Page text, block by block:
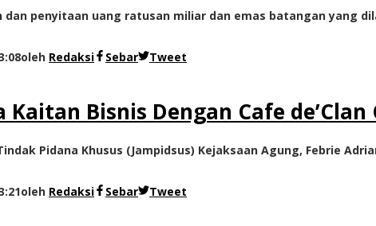
dan penyitaan uang ratusan miliar dan emas batangan yang
oleh Redaksi Sebar Tweet
Bisnis Dengan Cafe de’Clan
Pidana Khusus (Jampidsus) Kejaksaan Agung, Febrie
oleh Redaksi Sebar Tweet